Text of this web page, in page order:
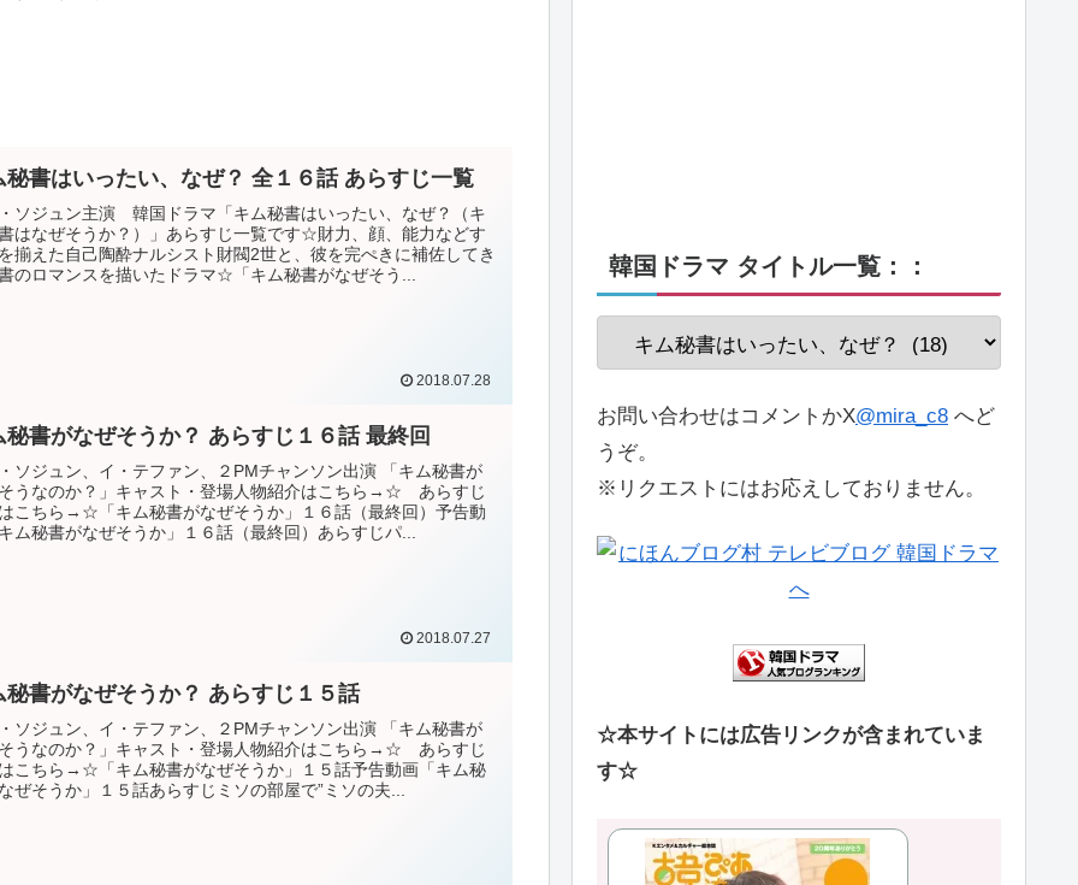
秘書はいったい、なぜ？ 全１６話 あらすじ一覧
ソジュン主演 韓国ドラマ「キム秘書はいったい、なぜ？（キ
はなぜそうか？）」あらすじ一覧です☆財力、顔、能力などす
揃えた自己陶酔ナルシスト財閥2世と、彼を完ぺきに補佐してき
のロマンスを描いたドラマ☆「キム秘書がなぜそう...
2018.07.28
秘書がなぜそうか？ あらすじ１６話 最終回
ソジュン、イ・テファン、２PMチャンソン出演 「キム秘書が
うなのか？」キャスト・登場人物紹介はこちら→☆ あらすじ
こちら→☆「キム秘書がなぜそうか」１６話（最終回）予告動
ム秘書がなぜそうか」１６話（最終回）あらすじパ...
2018.07.27
秘書がなぜそうか？ あらすじ１５話
ソジュン、イ・テファン、２PMチャンソン出演 「キム秘書が
うなのか？」キャスト・登場人物紹介はこちら→☆ あらすじ
こちら→☆「キム秘書がなぜそうか」１５話予告動画「キム秘
ぜそうか」１５話あらすじミソの部屋で”ミソの夫...
韓国ドラマ タイトル一覧：：
お問い合わせはコメントかX@mira_c8 へど
うぞ。
※リクエストにはお応えしておりません。
☆本サイトには広告リンクが含まれていま
す☆